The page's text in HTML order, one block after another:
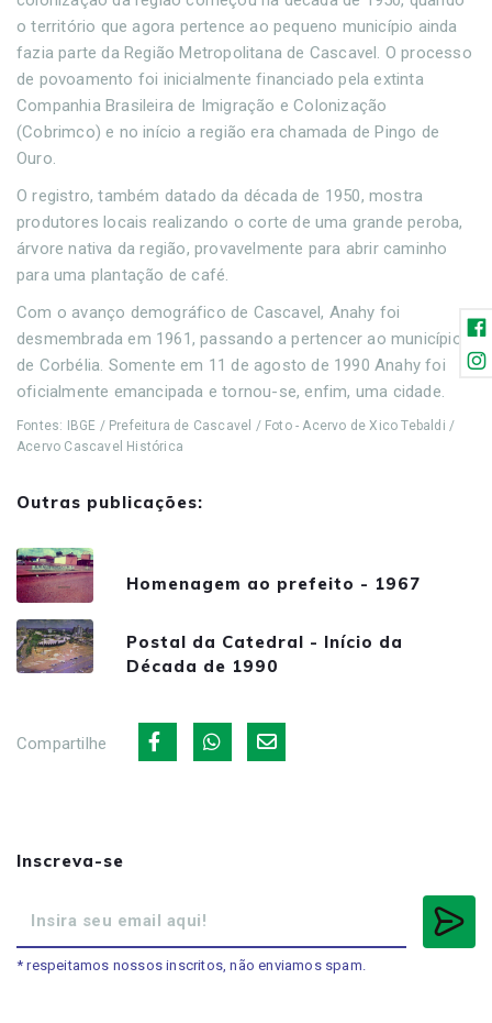
o território que agora pertence ao pequeno município ainda
fazia parte da Região Metropolitana de Cascavel. O processo
de povoamento foi inicialmente financiado pela extinta
Companhia Brasileira de Imigração e Colonização
(Cobrimco) e no início a região era chamada de Pingo de
Ouro.
O registro, também datado da década de 1950, mostra
produtores locais realizando o corte de uma grande peroba,
árvore nativa da região, provavelmente para abrir caminho
para uma plantação de café.
Com o avanço demográfico de Cascavel, Anahy foi
desmembrada em 1961, passando a pertencer ao município
de Corbélia. Somente em 11 de agosto de 1990 Anahy foi
oficialmente emancipada e tornou-se, enfim, uma cidade.
Fontes: IBGE / Prefeitura de Cascavel / Foto - Acervo de Xico Tebaldi /
Acervo Cascavel Histórica
Outras publicações:
Homenagem ao prefeito - 1967
Postal da Catedral - Início da
Década de 1990
Compartilhe
Inscreva-se
* respeitamos nossos inscritos, não enviamos spam.